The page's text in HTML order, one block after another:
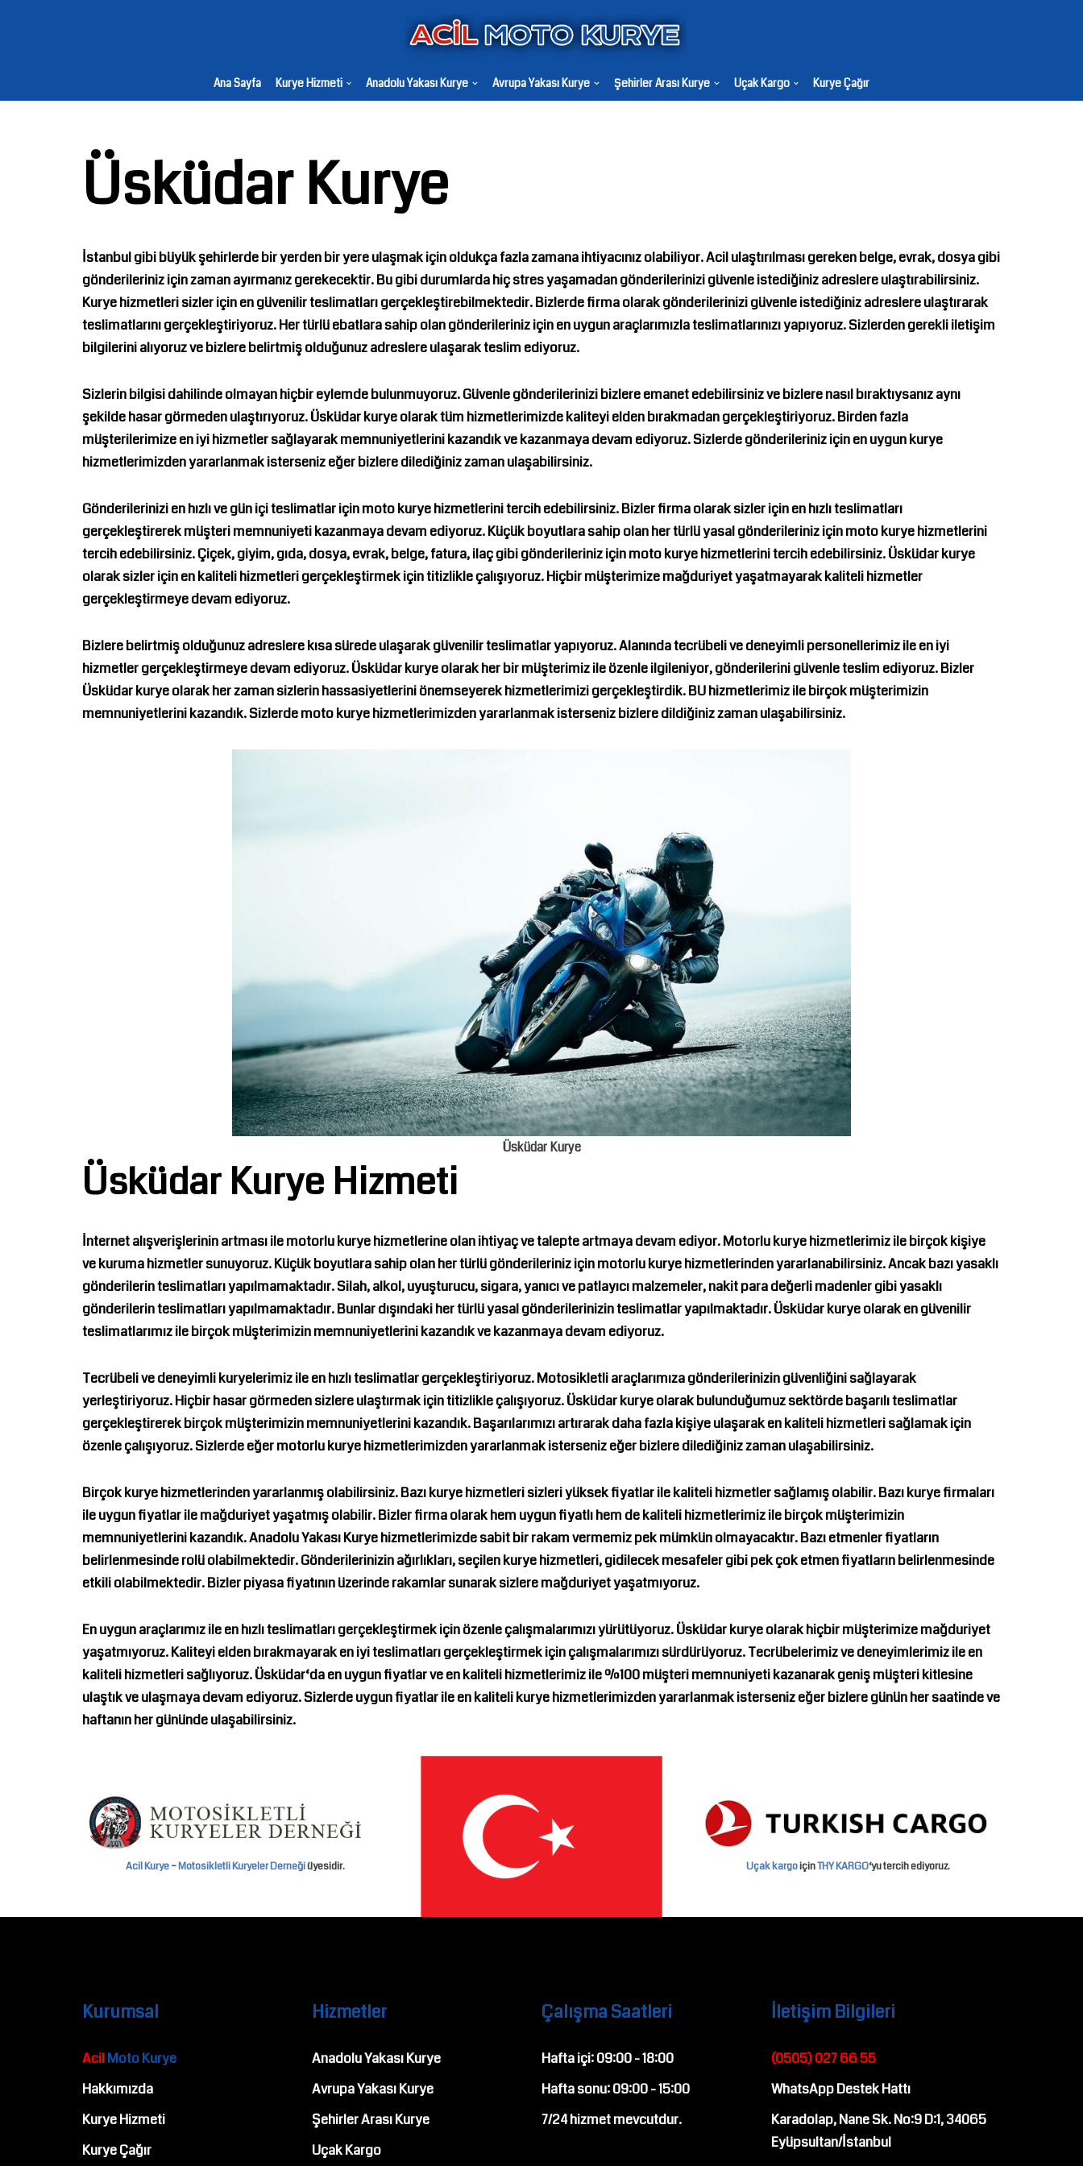
Ana Sayfa Kurye Hizmeti Anadolu Yakası Kurye Avrupa Yakası Kurye Şehirler Arası Kurye Uçak Kargo Kurye Çağır
Üsküdar Kurye
İstanbul gibi büyük şehirlerde bir yerden bir yere ulaşmak için oldukça fazla zamana ihtiyacınız olabiliyor. Acil ulaştırılması gereken belge, evrak, dosya gibi
gönderileriniz için zaman ayırmanız gerekecektir. Bu gibi durumlarda hiç stres yaşamadan gönderilerinizi güvenle istediğiniz adreslere ulaştırabilirsiniz.
Kurye hizmetleri sizler için en güvenilir teslimatları gerçekleştirebilmektedir. Bizlerde firma olarak gönderilerinizi güvenle istediğiniz adreslere ulaştırarak
teslimatlarını gerçekleştiriyoruz. Her türlü ebatlara sahip olan gönderileriniz için en uygun araçlarımızla teslimatlarınızı yapıyoruz. Sizlerden gerekli iletişim
bilgilerini alıyoruz ve bizlere belirtmiş olduğunuz adreslere ulaşarak teslim ediyoruz.
Sizlerin bilgisi dahilinde olmayan hiçbir eylemde bulunmuyoruz. Güvenle gönderilerinizi bizlere emanet edebilirsiniz ve bizlere nasıl bıraktıysanız aynı
şekilde hasar görmeden ulaştırıyoruz.Üsküdar kuryeolarak tüm hizmetlerimizde kaliteyi elden bırakmadan gerçekleştiriyoruz. Birden fazla
müşterilerimize en iyi hizmetler sağlayarak memnuniyetlerini kazandık ve kazanmaya devam ediyoruz. Sizlerde gönderileriniz için en uygun kurye
hizmetlerimizden yararlanmak isterseniz eğer bizlere dilediğiniz zaman ulaşabilirsiniz.
Gönderilerinizi en hızlı ve gün içi teslimatlar için moto kurye hizmetlerini tercih edebilirsiniz. Bizler firma olarak sizler için en hızlı teslimatları
gerçekleştirerek müşteri memnuniyeti kazanmaya devam ediyoruz. Küçük boyutlara sahip olan her türlü yasal gönderileriniz için moto kurye hizmetlerini
tercih edebilirsiniz. Çiçek, giyim, gıda, dosya, evrak, belge, fatura, ilaç gibi gönderileriniz için moto kurye hizmetlerini tercih edebilirsiniz.Üsküdar kurye
olarak sizler için en kaliteli hizmetleri gerçekleştirmek için titizlikle çalışıyoruz. Hiçbir müşterimize mağduriyet yaşatmayarak kaliteli hizmetler
gerçekleştirmeye devam ediyoruz.
Bizlere belirtmiş olduğunuz adreslere kısa sürede ulaşarak güvenilir teslimatlar yapıyoruz. Alanında tecrübeli ve deneyimli personellerimiz ile en iyi
hizmetler gerçekleştirmeye devam ediyoruz.Üsküdar kuryeolarak her bir müşterimiz ile özenle ilgileniyor, gönderilerini güvenle teslim ediyoruz. Bizler
Üsküdar kuryeolarak her zaman sizlerin hassasiyetlerini önemseyerek hizmetlerimizi gerçekleştirdik. BU hizmetlerimiz ile birçok müşterimizin
memnuniyetlerini kazandık. Sizlerde moto kurye hizmetlerimizden yararlanmak isterseniz bizlere dildiğiniz zaman ulaşabilirsiniz.
Üsküdar Kurye
Üsküdar Kurye Hizmeti
İnternet alışverişlerinin artması ile motorlu kurye hizmetlerine olan ihtiyaç ve talepte artmaya devam ediyor. Motorlu kurye hizmetlerimiz ile birçok kişiye
ve kuruma hizmetler sunuyoruz. Küçük boyutlara sahip olan her türlü gönderileriniz için motorlu kurye hizmetlerinden yararlanabilirsiniz. Ancak bazı yasaklı
gönderilerin teslimatları yapılmamaktadır. Silah, alkol, uyuşturucu, sigara, yanıcı ve patlayıcı malzemeler, nakit para değerli madenler gibi yasaklı
gönderilerin teslimatları yapılmamaktadır. Bunlar dışındaki her türlü yasal gönderilerinizin teslimatlar yapılmaktadır.Üsküdar kuryeolarak en güvenilir
teslimatlarımız ile birçok müşterimizin memnuniyetlerini kazandık ve kazanmaya devam ediyoruz.
Tecrübeli ve deneyimli kuryelerimiz ile en hızlı teslimatlar gerçekleştiriyoruz. Motosikletli araçlarımıza gönderilerinizin güvenliğini sağlayarak
yerleştiriyoruz. Hiçbir hasar görmeden sizlere ulaştırmak için titizlikle çalışıyoruz.Üsküdar kuryeolarak bulunduğumuz sektörde başarılı teslimatlar
gerçekleştirerek birçok müşterimizin memnuniyetlerini kazandık. Başarılarımızı artırarak daha fazla kişiye ulaşarak en kaliteli hizmetleri sağlamak için
özenle çalışıyoruz. Sizlerde eğer motorlu kurye hizmetlerimizden yararlanmak isterseniz eğer bizlere dilediğiniz zaman ulaşabilirsiniz.
Birçok kurye hizmetlerinden yararlanmış olabilirsiniz. Bazı kurye hizmetleri sizleri yüksek fiyatlar ile kaliteli hizmetler sağlamış olabilir. Bazı kurye firmaları
ile uygun fiyatlar ile mağduriyet yaşatmış olabilir. Bizler firma olarak hem uygun fiyatlı hem de kaliteli hizmetlerimiz ile birçok müşterimizin
memnuniyetlerini kazandık.Anadolu Yakası Kuryehizmetlerimizde sabit bir rakam vermemiz pek mümkün olmayacaktır. Bazı etmenler fiyatların
belirlenmesinde rolü olabilmektedir. Gönderilerinizin ağırlıkları, seçilen kurye hizmetleri, gidilecek mesafeler gibi pek çok etmen fiyatların belirlenmesinde
etkili olabilmektedir. Bizler piyasa fiyatının üzerinde rakamlar sunarak sizlere mağduriyet yaşatmıyoruz.
En uygun araçlarımız ile en hızlı teslimatları gerçekleştirmek için özenle çalışmalarımızı yürütüyoruz.Üsküdar kuryeolarak hiçbir müşterimize mağduriyet
yaşatmıyoruz. Kaliteyi elden bırakmayarak en iyi teslimatları gerçekleştirmek için çalışmalarımızı sürdürüyoruz. Tecrübelerimiz ve deneyimlerimiz ile en
kaliteli hizmetleri sağlıyoruz.Üsküdar‘da en uygun fiyatlar ve en kaliteli hizmetlerimiz ile %100 müşteri memnuniyeti kazanarak geniş müşteri kitlesine
ulaştık ve ulaşmaya devam ediyoruz. Sizlerde uygun fiyatlar ile en kaliteli kurye hizmetlerimizden yararlanmak isterseniz eğer bizlere günün her saatinde ve
haftanın her gününde ulaşabilirsiniz.
Acil Kurye–Motosikletli Kuryeler Derneğiüyesidir. Uçak kargoiçinTHY KARGO‘yu tercih ediyoruz.
Kurumsal
AcilMoto Kurye
Hakkımızda
Kurye Hizmeti
Kurye Çağır
Hizmetler
Anadolu Yakası Kurye
Avrupa Yakası Kurye
Şehirler Arası Kurye
Uçak Kargo
Çalışma Saatleri
Hafta içi:09:00-18:00
Hafta sonu:09:00-15:00
7/24hizmet mevcutdur.
İletişim Bilgileri
(0505) 027 66 55
WhatsApp Destek Hattı
Karadolap, Nane Sk. No:9 D:1, 34065
Eyüpsultan/İstanbul